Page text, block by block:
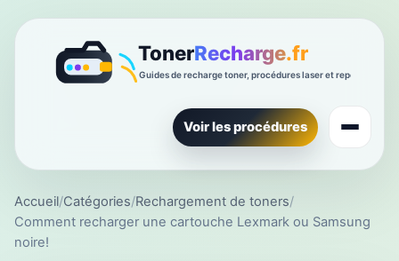
Voir les procédures
Accueil/Catégories/Rechargement de toners/
Comment recharger une cartouche Lexmark ou Samsung
noire!